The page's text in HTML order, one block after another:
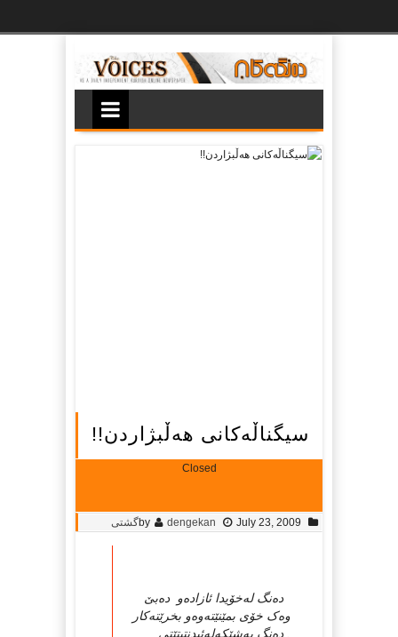
سیگناڵه‌کانی هه‌ڵبژاردن!!
Closed
by dengekan July 23, 2009 گشتی
ده‌نگ له‌خۆیدا ئازاده‌و ده‌بێ
وه‌ک خۆی بمێنێته‌وه‌و بخرێته‌کار
. ده‌نگ به‌شێکه‌له‌ئیدنتیتێتی